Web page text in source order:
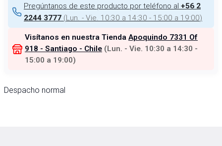
Pregúntanos de este producto por teléfono al +56 2
2244 3777 (Lun. - Vie. 10:30 a 14:30 - 15:00 a 19:00)
Visítanos en nuestra Tienda Apoquindo 7331 Of
918 - Santiago - Chile (Lun. - Vie. 10:30 a 14:30 -
15:00 a 19:00)
Despacho normal